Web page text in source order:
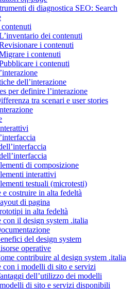
di diagnostica SEO: Search
dei contenuti
i contenuti
i contenuti
i contenuti
dell’interazione
per definire l’interazione
tra scenari e user stories
di composizione
interattivi
testuali (microtesti)
e costruire in alta fedeltà
di pagina
in alta fedeltà
con il design system .italia
del design system
operative
contribuire al design system .italia
con i modelli di sito e servizi
dell’utilizzo dei modelli
di sito e servizi disponibili